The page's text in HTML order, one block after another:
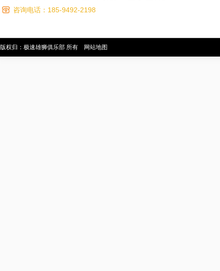
咨询电话：185-9492-2198
版权归：极速雄狮俱乐部 所有 网站地图